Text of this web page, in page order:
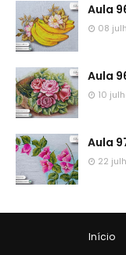
Aula
08
Aula
10
Aula
22
Início